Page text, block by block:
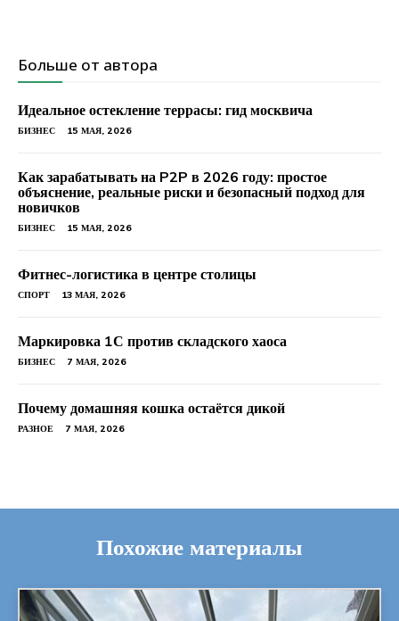
Больше от автора
Идеальное остекление террасы: гид москвича
БИЗНЕС 15 МАЯ, 2026
Как зарабатывать на P2P в 2026 году: простое
объяснение, реальные риски и безопасный подход для
новичков
БИЗНЕС 15 МАЯ, 2026
Фитнес-логистика в центре столицы
СПОРТ 13 МАЯ, 2026
Маркировка 1С против складского хаоса
БИЗНЕС 7 МАЯ, 2026
Почему домашняя кошка остаётся дикой
РАЗНОЕ 7 МАЯ, 2026
Похожие материалы